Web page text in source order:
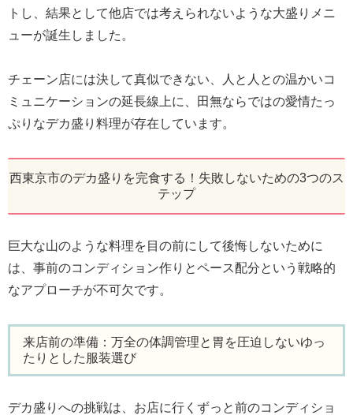
トし、結果として他店では考えられないような大盛りメニ
ューが誕生しました。
チェーン店には決して真似できない、人と人との温かいコ
ミュニケーションの延長線上に、田無ならではの愛情たっ
ぷりなデカ盛り料理が存在しています。
西東京市のデカ盛りを完食する！失敗しないための3つのス
テップ
巨大な山のような料理を目の前にして後悔しないために
は、事前のコンディション作りとペース配分という戦略的
なアプローチが不可欠です。
来店前の準備：万全の体調管理と胃を圧迫しないゆっ
たりとした服装選び
デカ盛りへの挑戦は、お店に行くずっと前のコンディショ